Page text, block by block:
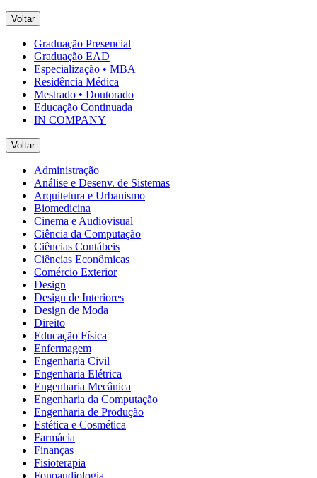
Voltar
Graduação Presencial
Graduação EAD
Especialização • MBA
Residência Médica
Mestrado • Doutorado
Educação Continuada
IN COMPANY
Voltar
Administração
Análise e Desenv. de Sistemas
Arquitetura e Urbanismo
Biomedicina
Cinema e Audiovisual
Ciência da Computação
Ciências Contábeis
Ciências Econômicas
Comércio Exterior
Design
Design de Interiores
Design de Moda
Direito
Educação Física
Enfermagem
Engenharia Civil
Engenharia Elétrica
Engenharia Mecânica
Engenharia da Computação
Engenharia de Produção
Estética e Cosmética
Farmácia
Finanças
Fisioterapia
Fonoaudiologia